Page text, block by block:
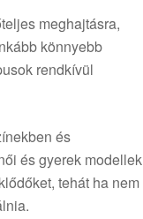
meghajtásra,
könnyebb
rendkívül
és
és gyerek modellek
tehát ha nem